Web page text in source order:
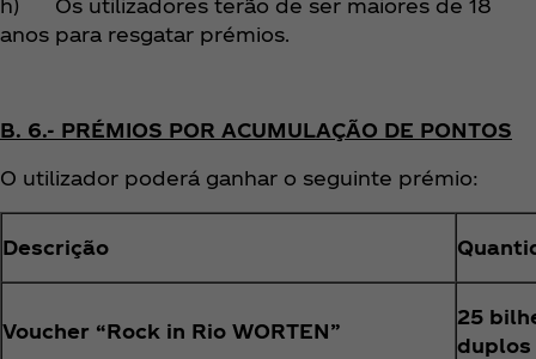
h) Os utilizadores terão de ser maiores de 18
anos para resgatar prémios.
B. 6.- PRÉMIOS POR ACUMULAÇÃO DE PONTOS
O utilizador poderá ganhar o seguinte prémio:
Descrição
Voucher “Rock in Rio WORTEN”
25
duplos